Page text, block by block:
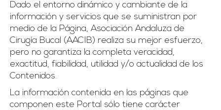
Dado el entorno dinámico y cambiante de la
información y servicios que se suministran por
medio de la Página, Asociación Andaluza de
Cirugía Bucal (AACIB) realiza su mejor esfuerzo,
pero no garantiza la completa veracidad,
exactitud, fiabilidad, utilidad y/o actualidad de los
Contenidos.
La información contenida en las páginas que
componen este Portal sólo tiene carácter